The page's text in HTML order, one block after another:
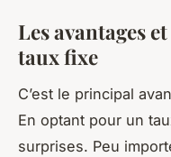
Les avantages
taux fixe
C’est le principal
En optant pour un
surprises. Peu